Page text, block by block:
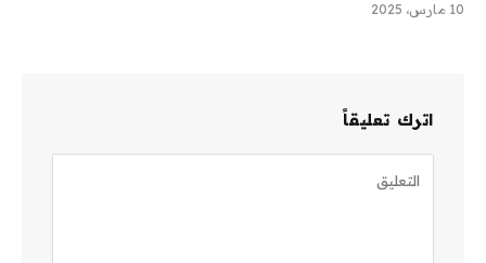
10 مارس، 2025
اترك تعليقاً